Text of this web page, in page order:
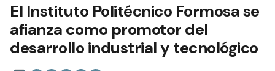
El Instituto Politécnico Formosa se
afianza como promotor del
desarrollo industrial y tecnológico